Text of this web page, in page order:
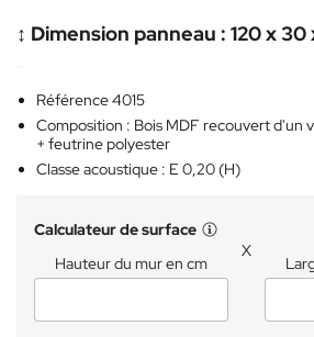
↕️ Dimension panneau : 120 x 30
Référence 4015
Composition : Bois MDF recouvert d'un
+ feutrine polyester
Classe acoustique : E 0,20 (H)
Calculateur de surface
Hauteur du mur en cm
X